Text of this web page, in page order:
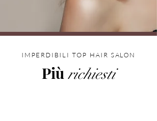
IMPERDIBILI TOP HAIR SALON
Piùrichiesti